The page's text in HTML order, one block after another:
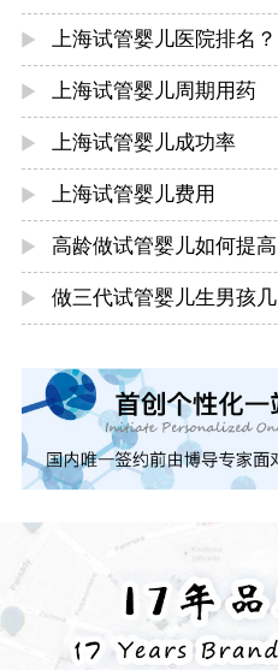
上海试管婴儿医院排名？
上海试管婴儿周期用药
上海试管婴儿成功率
上海试管婴儿费用
高龄做试管婴儿如何提高
做三代试管婴儿生男孩几